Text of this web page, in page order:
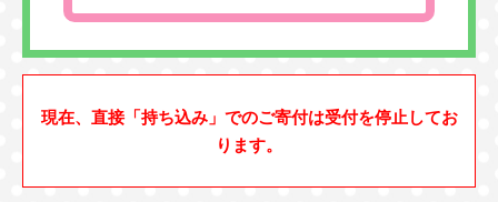
現在、直接「持ち込み」でのご寄付は受付を停止してお
ります。